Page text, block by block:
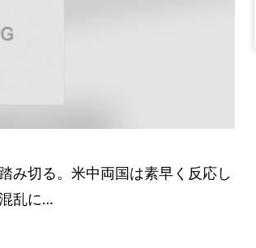
み切る。米中両国は素早く反応し
乱に…